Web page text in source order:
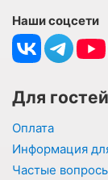
Наши соцсети
Для
Оплата
Информация
Частые